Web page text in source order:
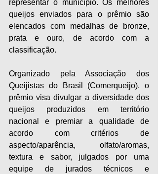
representar o município. Os melhores
queijos enviados para o prêmio são
elencados com medalhas de bronze,
prata e ouro, de acordo com a
classificação.
Organizado pela Associação dos
Queijistas do Brasil (Comerqueijo), o
prêmio visa divulgar a diversidade dos
queijos produzidos em território
nacional e premiar a qualidade de
acordo com critérios de
aspecto/aparência, olfato/aromas,
textura e sabor, julgados por uma
equipe de jurados técnicos e